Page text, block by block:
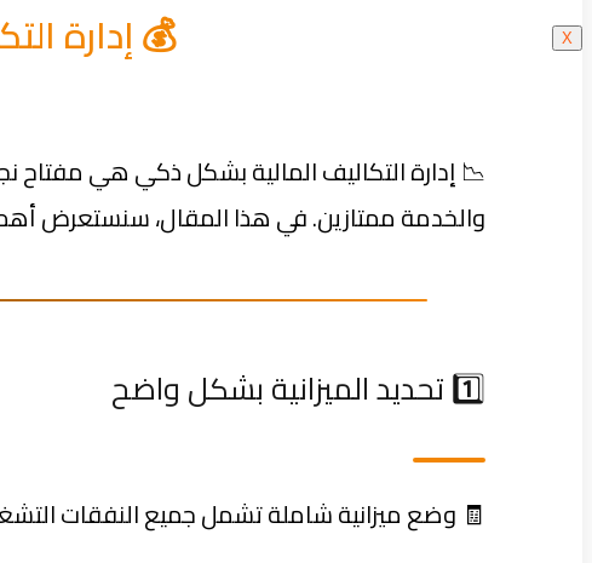
X 💰 إدارة
📉 إدارة التكاليف المالية بشكل ذكي هي
والخدمة ممتازين. في هذا المقال، سنستعرض أهم
1️⃣ تحديد الميزانية بشكل واضح
🧾 وضع ميزانية شاملة تشمل جميع النفقات